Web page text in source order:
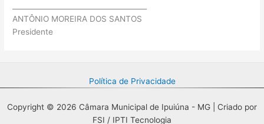
ANTÔNIO MOREIRA DOS SANTOS
Presidente
Política de Privacidade
Copyright © 2026 Câmara Municipal de Ipuiúna - MG | Criado por
FSI / IPTI Tecnologia